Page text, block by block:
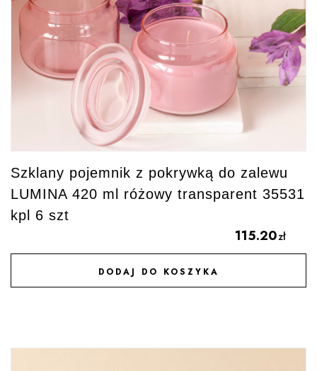
Szklany pojemnik z pokrywką do zalewu
LUMINA 420 ml różowy transparent 35531
kpl 6 szt
115.20zł
DODAJ DO KOSZYKA
DODAJ DO ULUBIONYCH